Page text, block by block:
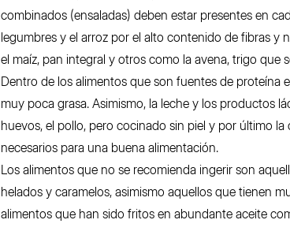
combinados (ensaladas) deben estar presentes en
legumbres y el arroz por el alto contenido de fibras y
el maíz, pan integral y otros como la avena, trigo que
Dentro de los alimentos que son fuentes de proteína
muy poca grasa. Asimismo, la leche y los productos
huevos, el pollo, pero cocinado sin piel y por último
necesarios para una buena alimentación.
Los alimentos que no se recomienda ingerir son
helados y caramelos, asimismo aquellos que tienen
alimentos que han sido fritos en abundante aceite